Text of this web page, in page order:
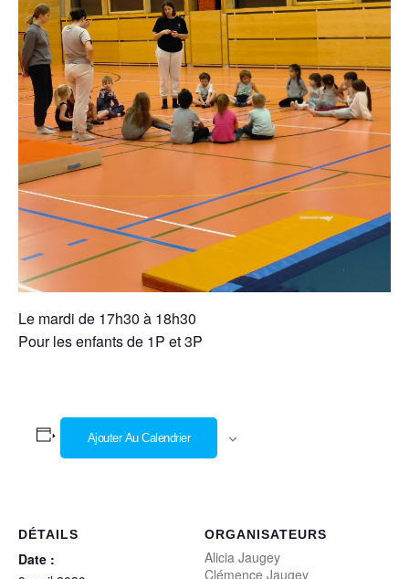
Le mardi de 17h30 à 18h30
Pour les enfants de 1P et 3P
Ajouter Au Calendrier
DÉTAILS
Date :
ORGANISATEURS
Alicia Jaugey
Clémence Jaugey